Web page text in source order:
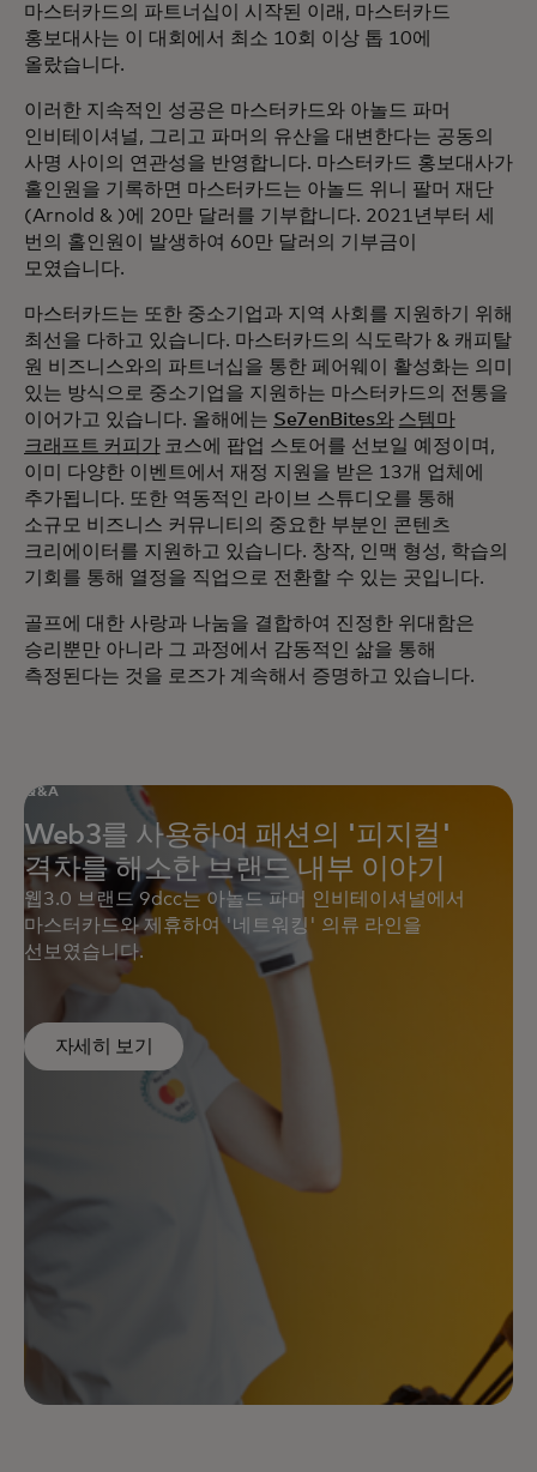
마스터카드의 파트너십이 시작된 이래, 마스터카드
홍보대사는 이 대회에서 최소 10회 이상 톱 10에
올랐습니다.
이러한 지속적인 성공은 마스터카드와 아놀드 파머
인비테이셔널, 그리고 파머의 유산을 대변한다는 공동의
사명 사이의 연관성을 반영합니다. 마스터카드 홍보대사가
홀인원을 기록하면 마스터카드는 아놀드 위니 팔머 재단
(Arnold & )에 20만 달러를 기부합니다. 2021년부터 세
번의 홀인원이 발생하여 60만 달러의 기부금이
모였습니다.
마스터카드는 또한 중소기업과 지역 사회를 지원하기 위해
최선을 다하고 있습니다. 마스터카드의 식도락가 & 캐피탈
원 비즈니스와의 파트너십을 통한 페어웨이 활성화는 의미
있는 방식으로 중소기업을 지원하는 마스터카드의 전통을
이어가고 있습니다. 올해에는 Se7enBites와 스템마
크래프트 커피가코스에 팝업 스토어를 선보일 예정이며,
이미 다양한 이벤트에서 재정 지원을 받은 13개 업체에
추가됩니다. 또한 역동적인 라이브 스튜디오를 통해
소규모 비즈니스 커뮤니티의 중요한 부분인 콘텐츠
크리에이터를 지원하고 있습니다. 창작, 인맥 형성, 학습의
기회를 통해 열정을 직업으로 전환할 수 있는 곳입니다.
골프에 대한 사랑과 나눔을 결합하여 진정한 위대함은
승리뿐만 아니라 그 과정에서 감동적인 삶을 통해
측정된다는 것을 로즈가 계속해서 증명하고 있습니다.
Q&A
Web3를 사용하여 패션의 '피지컬'
격차를 해소한 브랜드 내부 이야기
웹3.0 브랜드 9dcc는 아놀드 파머 인비테이셔널에서
마스터카드와 제휴하여 '네트워킹' 의류 라인을
선보였습니다.
자세히 보기